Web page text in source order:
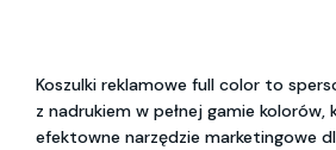
Koszulki reklamowe full color to
z nadrukiem w pełnej gamie kolorów,
efektowne narzędzie marketingowe